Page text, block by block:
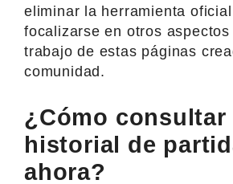
eliminar la herramienta
focalizarse en otros
trabajo de estas páginas
comunidad.
¿Cómo consultar
historial de
ahora?